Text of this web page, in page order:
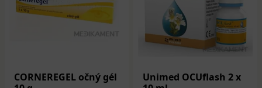
CORNEREGEL očný gél
Unimed OCUflash 2 x